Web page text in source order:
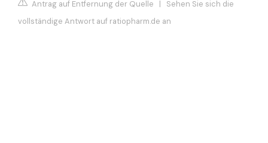
Antrag auf Entfernung der Quelle | Sehen Sie sich die
vollständige Antwort auf ratiopharm.de an